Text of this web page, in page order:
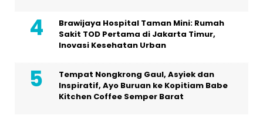
Brawijaya Hospital Taman Mini: Rumah
Sakit TOD Pertama di Jakarta Timur,
Inovasi Kesehatan Urban
Tempat Nongkrong Gaul, Asyiek dan
Inspiratif, Ayo Buruan ke Kopitiam Babe
Kitchen Coffee Semper Barat